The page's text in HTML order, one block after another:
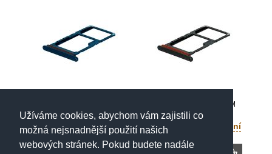
Užíváme cookies, abychom vám zajistili co
možná nejsnadnější použití našich
webových stránek. Pokud budete nadále
držák Blue / modrý (Bulk)
hlavní sklad - poslední
kusy
140,- Kč
Honor X8 5G originální SIM
držák Black / černý (Bulk)
hlavní sklad - poslední
140,- Kč